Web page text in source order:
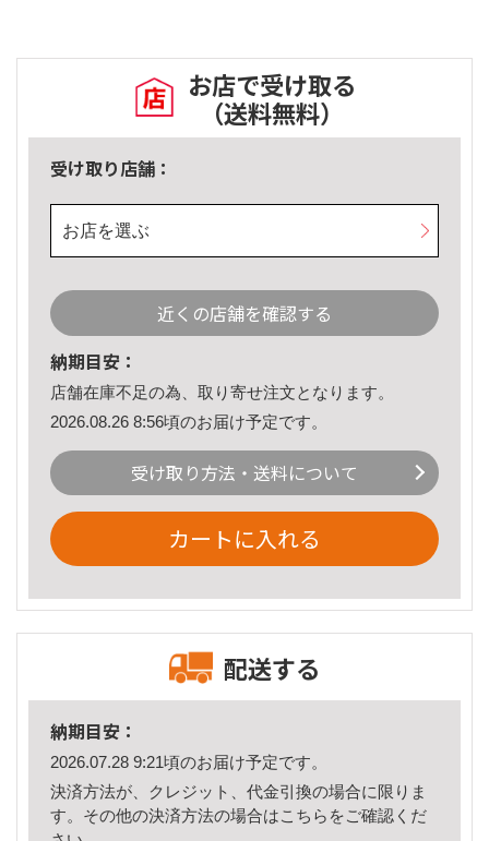
お店で受け取る
（送料無料）
受け取り店舗：
お店を選ぶ
近くの店舗を確認する
納期目安：
店舗在庫不足の為、取り寄せ注文となります。
2026.08.26 8:56頃のお届け予定です。
受け取り方法・送料について
カートに入れる
配送する
納期目安：
2026.07.28 9:21頃のお届け予定です。
決済方法が、クレジット、代金引換の場合に限りま
す。その他の決済方法の場合はこちら をご確認くだ